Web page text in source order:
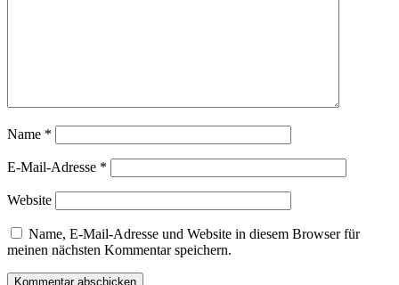
Name *
E-Mail-Adresse *
Website
Name, E-Mail-Adresse und Website in diesem Browser für
meinen nächsten Kommentar speichern.